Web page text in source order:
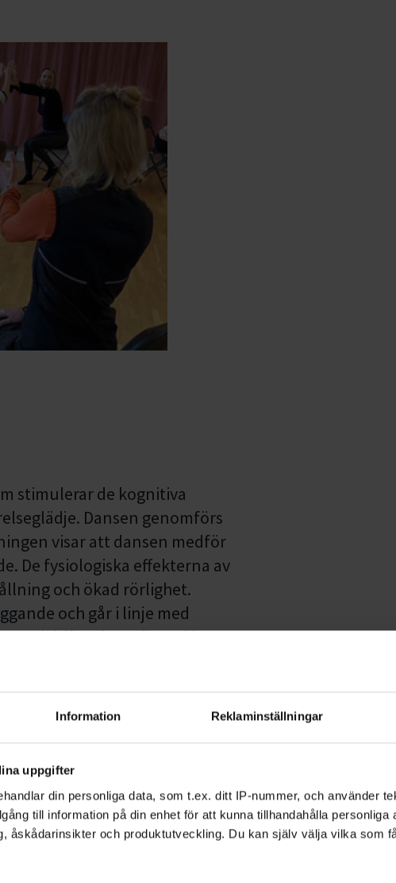
Information Reklaminställningar
uppgifter
din personliga data, som t.ex. ditt IP-nummer, och använder
till information på din enhet för att kunna tillhandahålla personliga
åskådarinsikter och produktutveckling. Du kan själv välja vilka som
stimulerar de kognitiva
Dansen genomförs
visar att dansen medför
De fysiologiska effekterna av
och ökad rörlighet.
och går i linje med
Socialtjänstlag. Därmed kan
LSS och SoL för att
individuella behov och i linje
såsom exempelvis
Korttidsvistelse,
personlig assistans